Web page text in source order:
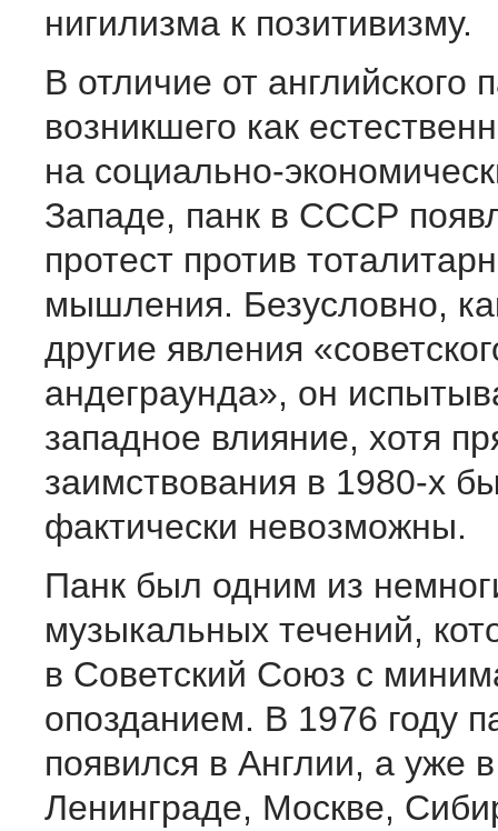
нигилизма к позитивизму.
В отличие от английского
возникшего как
на социально-
Западе, панк в СССР
протест против
мышления. Безусловно,
другие явления
андеграунда», он
западное влияние, хотя
заимствования в 1980-х
фактически невозможны.
Панк был одним из
музыкальных течений,
в Советский Союз с
опозданием. В 1976 году
появился в Англии, а уже
Ленинграде, Москве,